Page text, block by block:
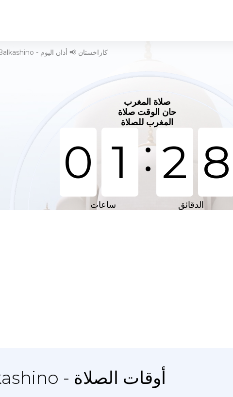
وقت الصلاة في Balkashino - كازاخستان 📢 أذان اليوم
صلاة المغرب
حان الوقت صلاة
المغرب للصلاة
0 1 :2 7
ساعات الدقائق
المدينة Balkashino - أوقات الصلاة